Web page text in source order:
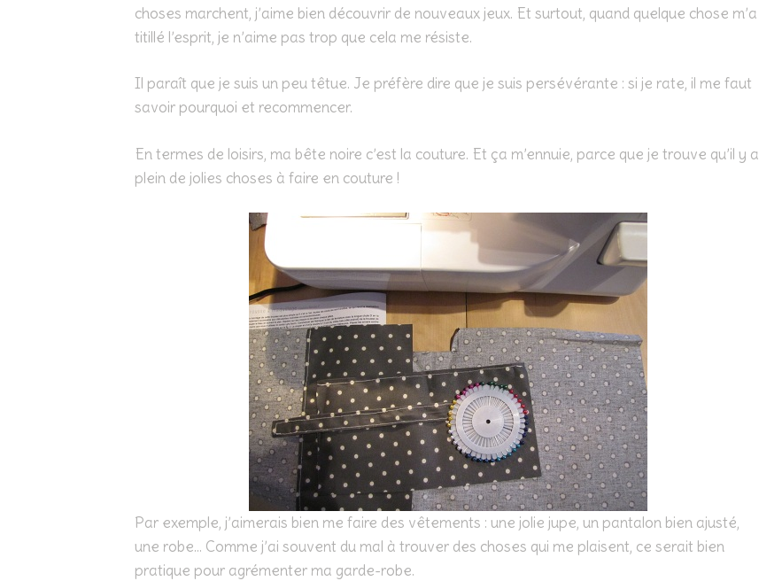
choses marchent, j’aime bien découvrir de nouveaux jeux. Et surtout, quand quelque chose m’a
titillé l’esprit, je n’aime pas trop que cela me résiste.
Il paraît que je suis un peu têtue. Je préfère dire que je suis persévérante : si je rate, il me faut
savoir pourquoi et recommencer.
En termes de loisirs, ma bête noire c’est la couture. Et ça m’ennuie, parce que je trouve qu’il y a
plein de jolies choses à faire en couture !
Par exemple, j’aimerais bien me faire des vêtements : une jolie jupe, un pantalon bien ajusté,
une robe… Comme j’ai souvent du mal à trouver des choses qui me plaisent, ce serait bien
pratique pour agrémenter ma garde-robe.